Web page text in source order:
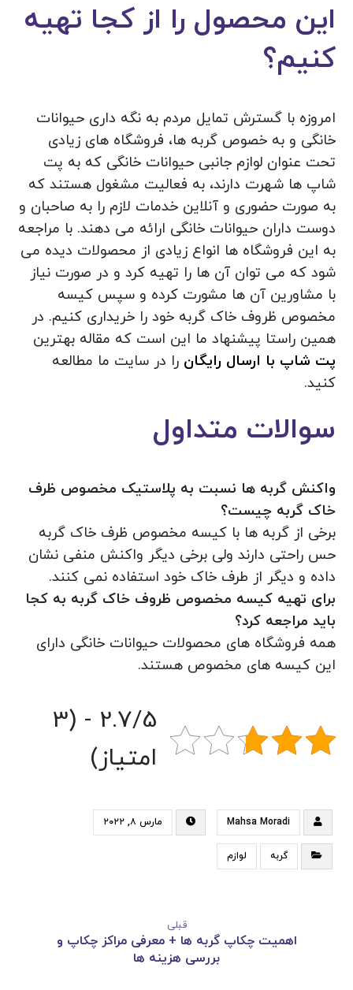
این محصول را از کجا تهیه
کنیم؟
امروزه با گسترش تمایل مردم به نگه داری حیوانات
خانگی و به خصوص گربه ها، فروشگاه های زیادی
تحت عنوان لوازم جانبی حیوانات خانگی که به پت
شاپ ها شهرت دارند، به فعالیت مشغول هستند که
به صورت حضوری و آنلاین خدمات لازم را به صاحبان و
دوست داران حیوانات خانگی ارائه می دهند. با مراجعه
به این فروشگاه ها انواع زیادی از محصولات دیده می
شود که می توان آن ها را تهیه کرد و در صورت نیاز
با مشاورین آن ها مشورت کرده و سپس کیسه
مخصوص ظروف خاک گربه خود را خریداری کنیم. در
همین راستا پیشنهاد ما این است که مقاله بهترین
پت شاپ با ارسال رایگان را در سایت ما مطالعه
کنید.
سوالات متداول
واکنش گربه ها نسبت به پلاستیک مخصوص ظرف
خاک گربه چیست؟
برخی از گربه ها با کیسه مخصوص ظرف خاک گربه
حس راحتی دارند ولی برخی دیگر واکنش منفی نشان
داده و دیگر از طرف خاک خود استفاده نمی کنند.
برای تهیه کیسه مخصوص ظروف خاک گربه به کجا
باید مراجعه کرد؟
همه فروشگاه های محصولات حیوانات خانگی دارای
این کیسه های مخصوص هستند.
2.7/5 - (3
امتیاز)
Mahsa Moradi مارس ۸, ۲۰۲۲
گربه لوازم
قبلی
اهمیت چکاپ گربه ها + معرفی مراکز چکاپ و
بررسی هزینه ها